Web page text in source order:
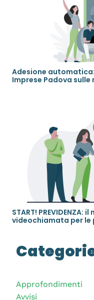
Adesione
Imprese Padova
START! PREVIDENZA:
videochiamata per le
Approfondimenti
Avvisi